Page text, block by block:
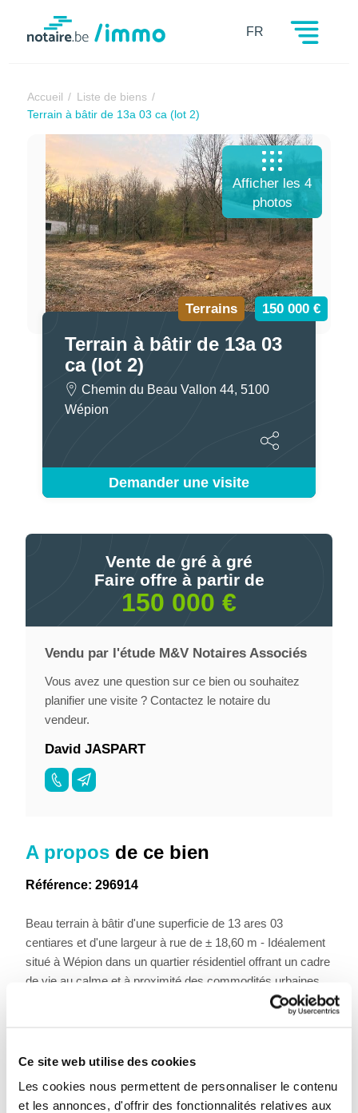
Ce site web utilise des cookies
Les cookies nous permettent de personnaliser le contenu
et les annonces, d'offrir des fonctionnalités relatives aux
Notaire.be FR
Accueil
Liste de biens
Terrain à bâtir de 13a 03 ca (lot 2)
Terrains 150 000 €
Terrain à bâtir de 13a 03
ca (lot 2)
Chemin du Beau Vallon 44, 5100
Wépion
Demander une visite
Afficher les 4
photos
A propos de ce bien
Référence: 296914
Beau terrain à bâtir d'une superficie de 13 ares 03
centiares et d'une largeur à rue de ± 18,60 m - Idéalement
situé à Wépion dans un quartier résidentiel offrant un cadre
de vie au calme et à proximité des commodités urbaines.
Proche du Golf de Rougemont. Pour tout projet de
Informations générales
Vente de gré à gré
Faire offre à partir de
150 000 €
Vendu par l'étude M&V Notaires Associés
Vous avez une question sur ce bien ou souhaitez
planifier une visite ? Contactez le notaire du
vendeur.
David JASPART